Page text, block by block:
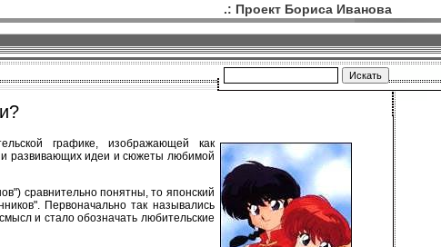
.: Проект Бориса Иванова
графике, изображающей как
развивающих идеи и сюжеты любимой
сравнительно понятны, то японский
Первоначально так назывались
и стало обозначать любительские